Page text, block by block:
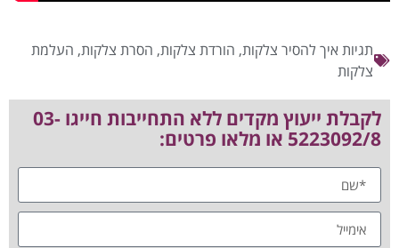
תגיותאיך להסיר צלקות, הורדת צלקות, הסרת צלקות, העלמת
צלקות
לקבלת ייעוץ מקדים ללא התחייבות חייגו 03-
5223092/8 או מלאו פרטים: